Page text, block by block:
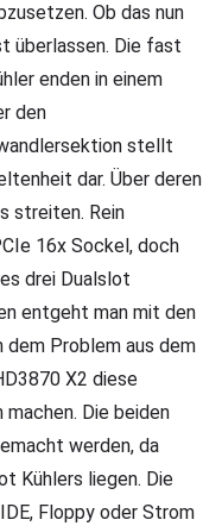
Ob das nun
überlassen. Die fast
enden in einem
den
stellt
dar. Über deren
streiten. Rein
16x Sockel, doch
drei Dualslot
entgeht man mit den
dem Problem aus dem
X2 diese
Die beiden
werden, da
Kühlers liegen. Die
Floppy oder Strom